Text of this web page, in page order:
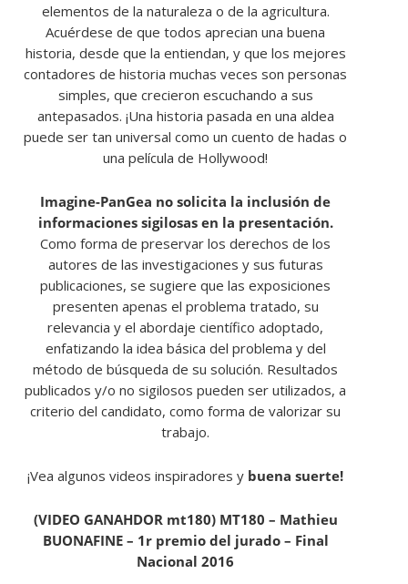
elementos de la naturaleza o de la agricultura.
Acuérdese de que todos aprecian una buena
historia, desde que la entiendan, y que los mejores
contadores de historia muchas veces son personas
simples, que crecieron escuchando a sus
antepasados. ¡Una historia pasada en una aldea
puede ser tan universal como un cuento de hadas o
una película de Hollywood!​
​Imagine-PanGea no solicita la inclusión de
informaciones sigilosas en la presentación.
Como forma de preservar los derechos de los
autores de las investigaciones y sus futuras
publicaciones, se sugiere que las exposiciones
presenten apenas el problema tratado, su
relevancia y el abordaje científico adoptado,
enfatizando la idea básica del problema y del
método de búsqueda de su solución. Resultados
publicados y/o no sigilosos pueden ser utilizados, a
criterio del candidato, como forma de valorizar su
trabajo.​
¡Vea algunos videos inspiradores y buena suerte!​
​(VIDEO GANAHDOR mt180) MT180 – Mathieu
BUONAFINE – 1r premio del jurado – Final
Nacional 2016